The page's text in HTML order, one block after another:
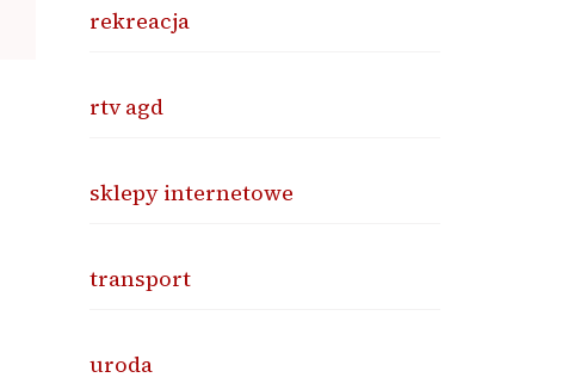
rekreacja
rtv agd
sklepy internetowe
transport
uroda